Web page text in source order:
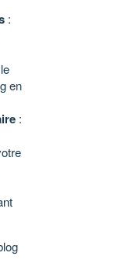
:
en
: